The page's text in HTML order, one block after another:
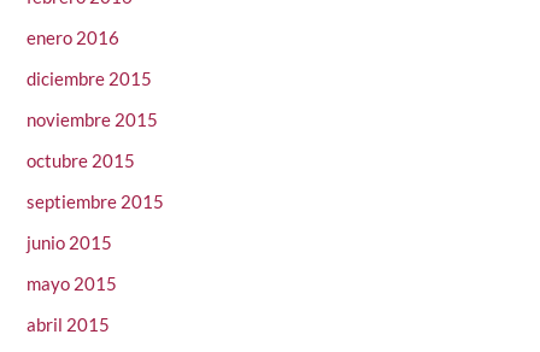
enero 2016
diciembre 2015
noviembre 2015
octubre 2015
septiembre 2015
junio 2015
mayo 2015
abril 2015